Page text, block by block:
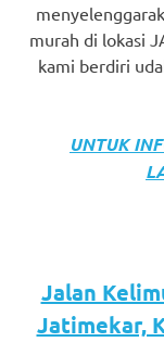
murah di lokasi
kami berdiri
UNTUK
Jalan
Jatimekar,